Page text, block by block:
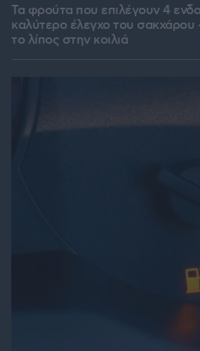
Τα φρούτα που επιλέγουν 4
καλύτερο έλεγχο του σακχάρου
το λίπος στην κοιλιά